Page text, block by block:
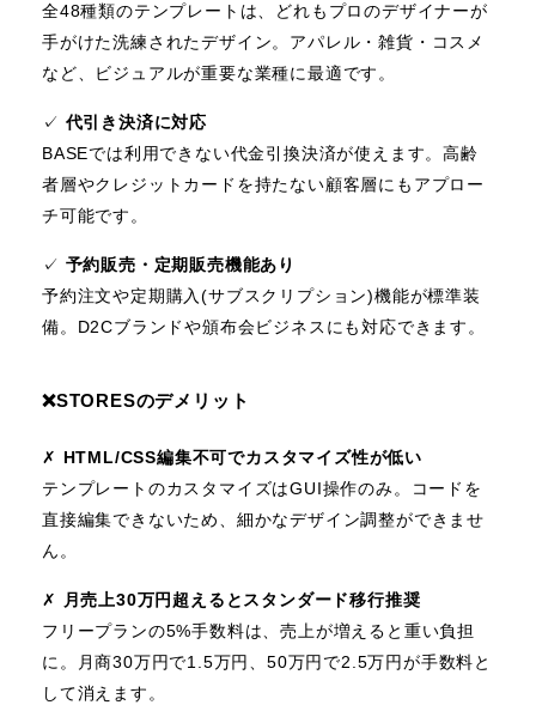
全48種類のテンプレートは、どれもプロのデザイナーが
手がけた洗練されたデザイン。アパレル・雑貨・コスメ
など、ビジュアルが重要な業種に最適です。
✓ 代引き決済に対応
BASEでは利用できない代金引換決済が使えます。高齢
者層やクレジットカードを持たない顧客層にもアプロー
チ可能です。
✓ 予約販売・定期販売機能あり
予約注文や定期購入(サブスクリプション)機能が標準装
備。D2Cブランドや頒布会ビジネスにも対応できます。
❌️STORESのデメリット
✗ HTML/CSS編集不可でカスタマイズ性が低い
テンプレートのカスタマイズはGUI操作のみ。コードを
直接編集できないため、細かなデザイン調整ができませ
ん。
✗
月売上30万円超えるとスタンダード移行推奨
フリープランの5%手数料は、売上が増えると重い負担
に。月商30万円で1.5万円、50万円で2.5万円が手数料と
して消えます。